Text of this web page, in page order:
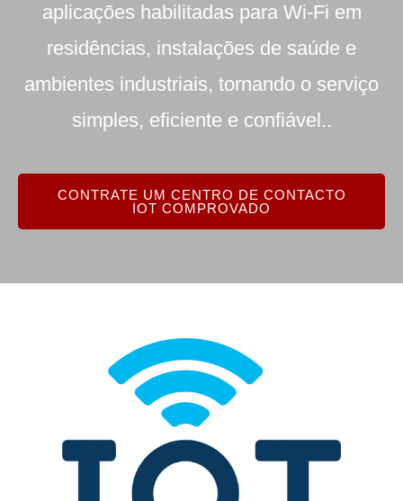
aplicações habilitadas para Wi-Fi em
residências, instalações de saúde e
ambientes industriais, tornando o serviço
simples, eficiente e confiável..
CONTRATE UM CENTRO DE CONTACTO
IOT COMPROVADO